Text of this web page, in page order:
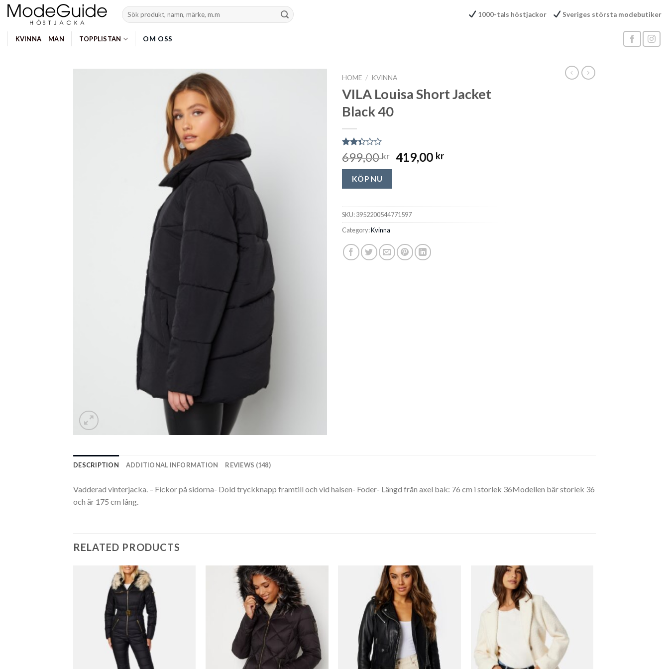
Skip
content
Search
for:
1000-tals höstjackor Sveriges största modebutiker
KVINNA MAN TOPPLISTAN OM OSS
HOME / KVINNA
VILA Louisa Short Jacket
Black 40
Rated
2.34
out
of 5
127
ratings
699,00kr 419,00 kr
KÖP NU
SKU:3952200544771597
Category:Kvinna
DESCRIPTION ADDITIONAL INFORMATION REVIEWS (148)
Vadderad vinterjacka. – Fickor på sidorna- Dold tryckknapp framtill och vid halsen- Foder- Längd från axel bak: 76 cm i storlek 36Modellen bär storlek 36
och är 175 cm lång.
RELATED PRODUCTS